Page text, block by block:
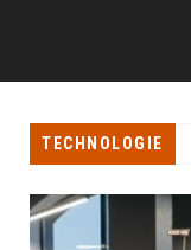
TECHNOLOGIE